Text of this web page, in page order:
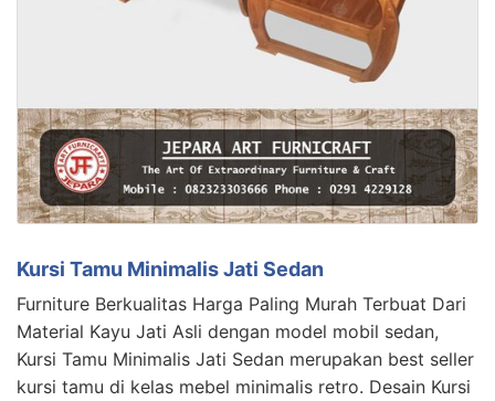
Kursi Tamu Minimalis Jati Sedan
Furniture Berkualitas Harga Paling Murah Terbuat Dari
Material Kayu Jati Asli dengan model mobil sedan,
Kursi Tamu Minimalis Jati Sedan merupakan best seller
kursi tamu di kelas mebel minimalis retro. Desain Kursi